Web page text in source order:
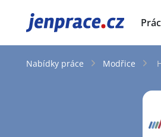
JenPráce.cz
Nabídky práce Modřice